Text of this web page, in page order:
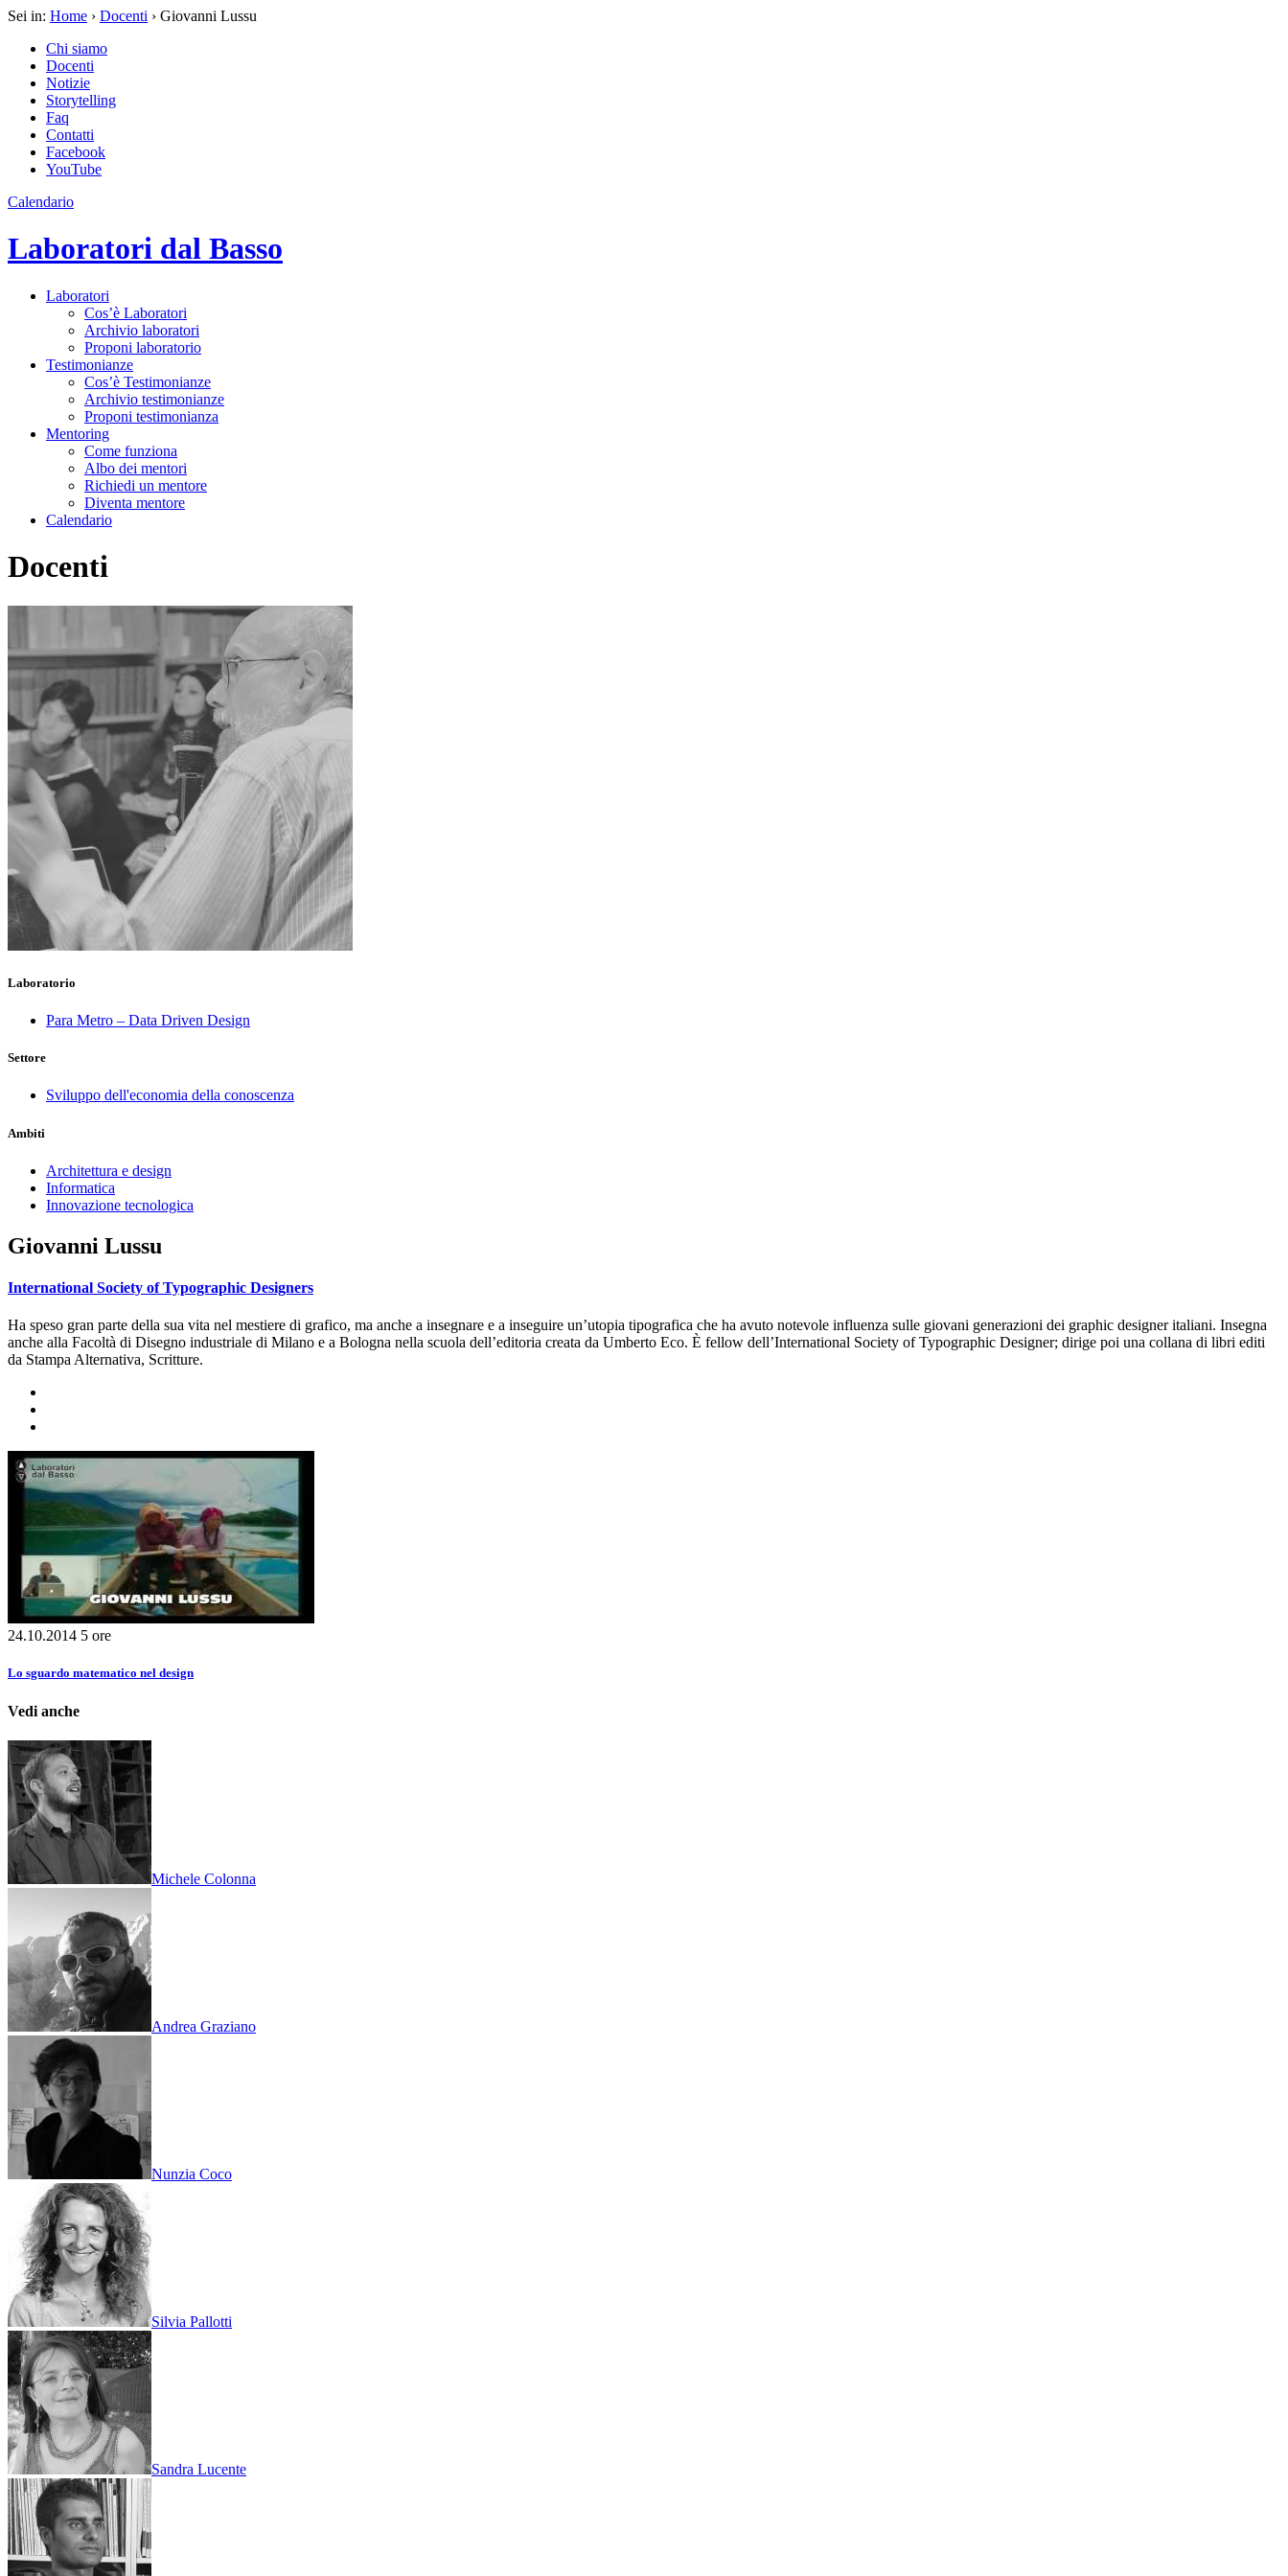
Sei in: Home › Docenti › Giovanni Lussu
Chi siamo
Docenti
Notizie
Storytelling
Faq
Contatti
Facebook
YouTube
Calendario
Laboratori dal Basso
Laboratori
Cos’è Laboratori
Archivio laboratori
Proponi laboratorio
Testimonianze
Cos’è Testimonianze
Archivio testimonianze
Proponi testimonianza
Mentoring
Come funziona
Albo dei mentori
Richiedi un mentore
Diventa mentore
Calendario
Docenti
Laboratorio
Para Metro – Data Driven Design
Settore
Sviluppo dell'economia della conoscenza
Ambiti
Architettura e design
Informatica
Innovazione tecnologica
Giovanni Lussu
International Society of Typographic Designers
Ha speso gran parte della sua vita nel mestiere di grafico, ma anche a insegnare e a inseguire un’utopia tipografica che ha avuto notevole influenza sulle giovani generazioni dei graphic designer italiani. Insegna
anche alla Facoltà di Disegno industriale di Milano e a Bologna nella scuola dell’editoria creata da Umberto Eco. È fellow dell’International Society of Typographic Designer; dirige poi una collana di libri editi
da Stampa Alternativa, Scritture.
24.10.2014 5 ore
Lo sguardo matematico nel design
Vedi anche
Michele Colonna
Andrea Graziano
Nunzia Coco
Silvia Pallotti
Sandra Lucente